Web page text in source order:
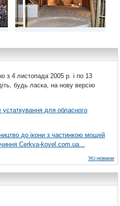
з 4 листопада 2005 р. і по 13
будь ласка, на нову версію
для обласного
до ікони з частинкою мощей
Сerkva-kovel.com.ua...
Усі новини